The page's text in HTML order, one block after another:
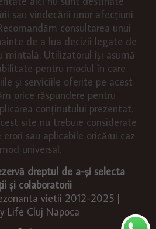
sau vindecării unor afecțiuni
consultarea unui
de a lua decizii legate de
mintală. Utilizatorul își asumă
pentru modul în care
și serviciile oferite pe acest
orice răspundere pentru
conținutului prezentat.
site nu trebuie considerate
sau aplicabile oricărui caz
universal.
dreptul de a-și selecta
și colaboratorii
vietii 2012-2025 |
Life Cluj Napoca